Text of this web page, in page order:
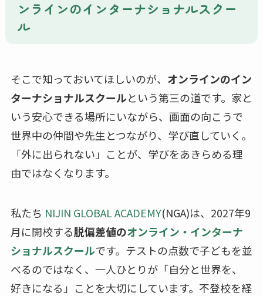
ンラインのインターナショナルスクー
ル
そこで知っておいてほしいのが、 オンラインのイン
ターナショナルスクールという第三の道です。家と
いう安心できる場所にいながら、画面の向こうで
世界中の仲間や先生とつながり、学び直していく。
「外に出られない」ことが、学びをあきらめる理
由ではなくなります。
私たち NIJIN GLOBAL ACADEMY(NGA)は、2027年9
月に開校する脱偏差値のオンライン・インターナ
ショナルスクールです。テストの点数で子どもを並
べるのではなく、一人ひとりが「自分と世界を、
好きになる」ことを大切にしています。不登校を経